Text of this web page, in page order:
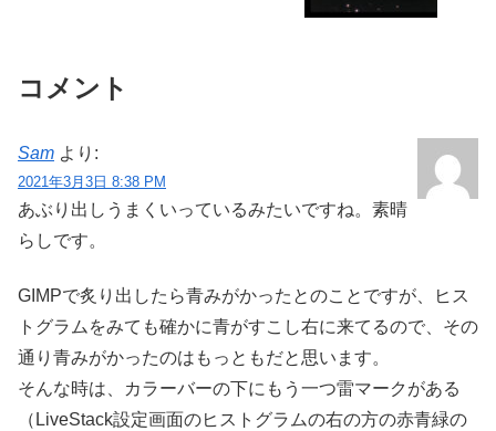
コメント
Sam より:
2021年3月3日 8:38 PM
あぶり出しうまくいっているみたいですね。素晴
らしです。
GIMPで炙り出したら青みがかったとのことですが、ヒス
トグラムをみても確かに青がすこし右に来てるので、その
通り青みがかったのはもっともだと思います。
そんな時は、カラーバーの下にもう一つ雷マークがある
（LiveStack設定画面のヒストグラムの右の方の赤青緑の